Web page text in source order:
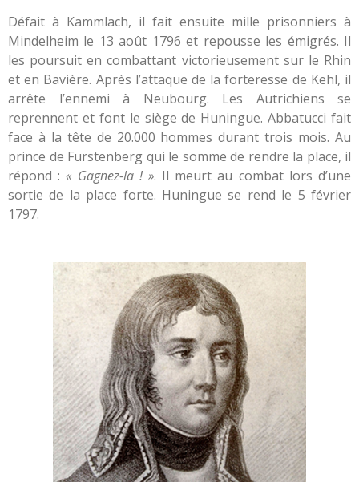
Défait à Kammlach, il fait ensuite mille prisonniers à
Mindelheim le 13 août 1796 et repousse les émigrés. Il
les poursuit en combattant victorieusement sur le Rhin
et en Bavière. Après l’attaque de la forteresse de Kehl, il
arrête l’ennemi à Neubourg. Les Autrichiens se
reprennent et font le siège de Huningue. Abbatucci fait
face à la tête de 20.000 hommes durant trois mois. Au
prince de Furstenberg qui le somme de rendre la place, il
répond :« Gagnez-la ! ». Il meurt au combat lors d’une
sortie de la place forte. Huningue se rend le 5 février
1797.